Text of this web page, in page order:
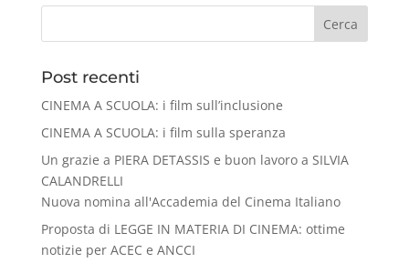
Cerca
Post recenti
CINEMA A SCUOLA: i film sull’inclusione
CINEMA A SCUOLA: i film sulla speranza
Un grazie a PIERA DETASSIS e buon lavoro a SILVIA
CALANDRELLI
Nuova nomina all'Accademia del Cinema Italiano
Proposta di LEGGE IN MATERIA DI CINEMA: ottime
notizie per ACEC e ANCCI